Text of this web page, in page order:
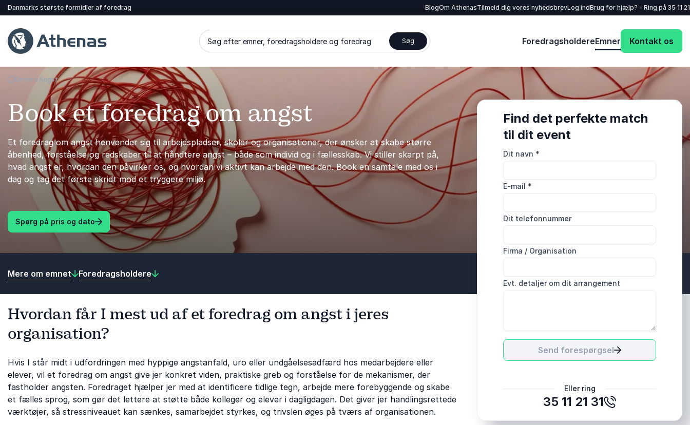
Danmarks største formidler af foredrag BlogOm AthenasTilmeld dig vores nyhedsbrevLog indBrug for hjælp? - Ring på 35 11
Søg efter emner, foredragsholdere og foredrag Søg ForedragsholdereEmner Kontakt os
Tilbage til forsiden
Emner Angst
Book et foredrag om angst
Et foredrag om angst henvender sig til arbejdspladser, skoler og organisationer, der ønsker at skabe større
åbenhed, forståelse og redskaber til at håndtere angst – både som individ og i fællesskab. Vi stiller skarpt på,
hvad angst er, hvordan den påvirker os, og hvordan vi aktivt kan arbejde med den. Book en samtale med os i
dag og tag det første skridt mod et tryggere miljø.
Spørg på pris og dato
Find det perfekte match
til dit event
Dit navn *
E-mail *
Dit telefonnummer
Firma / Organisation
Evt. detaljer om dit arrangement
Send forespørgsel
Eller ring
35 11 21 31
Mere om emnet Foredragsholdere
Hvordan får I mest ud af et foredrag om angst i jeres
organisation?
Hvis I står midt i udfordringen med hyppige angstanfald, uro eller undgåelsesadfærd hos medarbejdere eller
elever, vil et foredrag om angst give jer konkret viden, praktiske greb og forståelse for de mekanismer, der
fastholder angsten. Foredraget hjælper jer med at identificere tidlige tegn, arbejde mere forebyggende og skabe
et fælles sprog, som gør det lettere at støtte både kolleger og elever i dagligdagen. Det giver jer handlingsrettede
værktøjer, så stressniveauet kan sænkes, samarbejdet styrkes, og trivslen øges på tværs af organisationen.